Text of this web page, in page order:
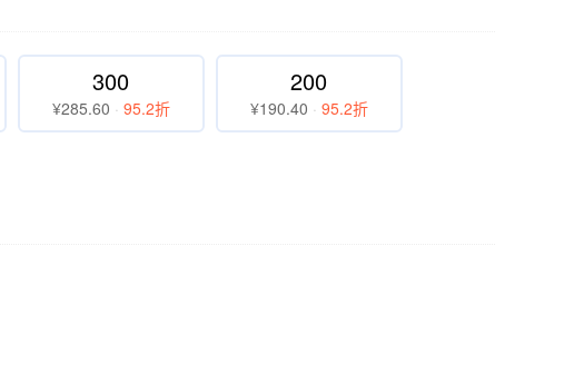
300
¥285.60 · 95.2折
200
¥190.40 · 95.2折